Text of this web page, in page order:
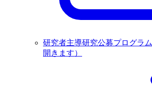
研究者主導研究公募プログラム
開きます）